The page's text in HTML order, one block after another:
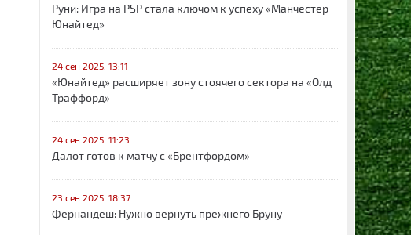
Руни: Игра на PSP стала ключом к успеху «Манчестер
Юнайтед»
24 сен 2025, 13:11
«Юнайтед» расширяет зону стоячего сектора на «Олд
Траффорд»
24 сен 2025, 11:23
Далот готов к матчу с «Брентфордом»
23 сен 2025, 18:37
Фернандеш: Нужно вернуть прежнего Бруну